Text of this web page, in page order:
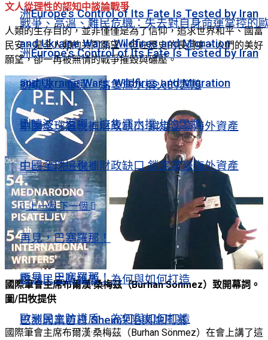
洲Europe’s Control of Its Fate Is Tested by Iran
and Ukraine Wars, Wildfires and Migration
劉曉波：看哪，這隻濡水撲火的鸚鵡
中國全球追稅補財政缺口 鎖定富豪海外資產
上一個 下一個
歐洲風情
再見，巴塞羅那！
歐洲民主防護盾 為何與如何打造
巴黎開業首日 Shein深陷輿論風暴
戰爭、高溫、難民危機：失去對自身命運掌控的
洲Europe’s Control of Its Fate Is Tested by Iran
and Ukraine Wars, Wildfires and Migration
劉曉波：看哪，這隻濡水撲火的鸚鵡
中國全球追稅補財政缺口 鎖定富豪海外資產
上一個 下一個
歐洲風情
再見，巴塞羅那！
歐洲民主防護盾 為何與如何打造
文人從理性的認知中談論戰爭
人類的生存目的，並非僅僅是為了信仰，追求世界和平、國富
民安，是全人類的共同願望。但在歷史的長河中，人們的美好
願望，卻一再被無情的戰爭摧毀與碾壓。
國際筆會主席布爾漢·桑梅茲（Burhan Sönmez）致開幕詞。
圖/田牧提供
國際筆會主席布爾漢·桑梅茲（Burhan Sönmez）在會上講了這